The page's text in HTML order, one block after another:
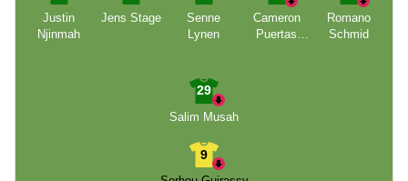
Justin
Njinmah
Jens Stage
Senne
Lynen
Cameron
Puertas
Romano
Schmid
29
Salim Musah
9